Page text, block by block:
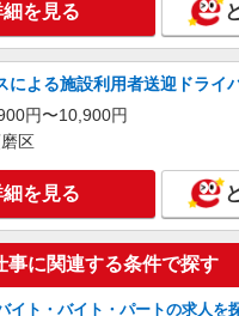
細を見る
による施設利用者送迎ドライ
円〜10,900円
区
細を見る
事に関連する条件で探す
イト・バイト・パートの求人を